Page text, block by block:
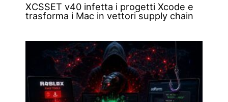
XCSSET v40 infetta i progetti Xcode e
trasforma i Mac in vettori supply chain